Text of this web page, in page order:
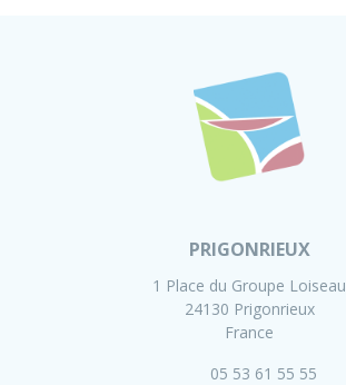
PRIGONRIEUX
1 Place du Groupe Loiseau
24130 Prigonrieux
France
05 53 61 55 55